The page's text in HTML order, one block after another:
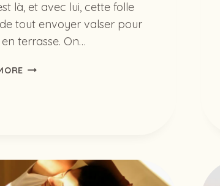
là, et avec lui, cette folle
tout envoyer valser pour
terrasse. On…
POURQUOI
(VRAIMENT)
LA